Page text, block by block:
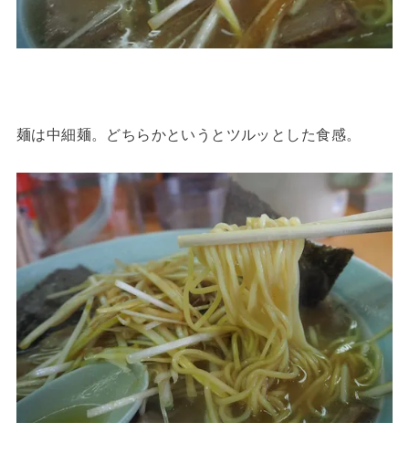
麺は中細麺。どちらかというとツルッとした食感。